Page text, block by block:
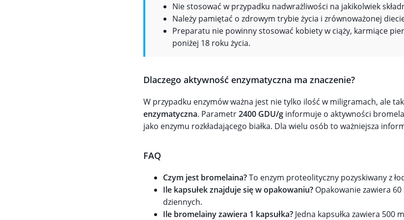
Nie stosować w przypadku nadwrażliwości na jakikolwiek
Należy pamiętać o zdrowym trybie życia i zrównoważonej
Preparatu nie powinny stosować kobiety w ciąży, karmiące
poniżej 18 roku życia.
Dlaczego aktywność enzymatyczna ma znaczenie?
W przypadku enzymów ważna jest nie tylko ilość w miligramach, ale
enzymatyczna. Parametr2400 GDU/g informuje o aktywności
jako enzymu rozkładającego białka. Dla wielu osób to ważniejsza
FAQ
Czym jest bromelaina?To enzym proteolityczny pozyskiwany z
Ile kapsułek znajduje się w opakowaniu? Opakowanie zawiera
dziennych.
Ile bromelainy zawiera 1 kapsułka? Jedna kapsułka zawiera 500